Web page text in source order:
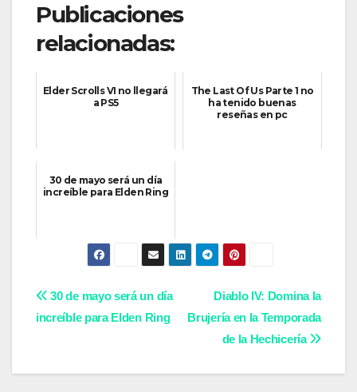
Publicaciones
relacionadas:
Elder Scrolls VI no llegará
a PS5
The Last Of Us Parte 1 no
ha tenido buenas
reseñas en pc
30 de mayo será un día
increíble para Elden Ring
Navegación
entradas
Diablo IV: Domina la
Brujería en la Temporada
de la Hechicería
30 de mayo será un día
increíble para Elden Ring